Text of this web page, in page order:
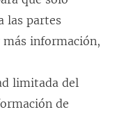
las partes
más información,
limitada del
de